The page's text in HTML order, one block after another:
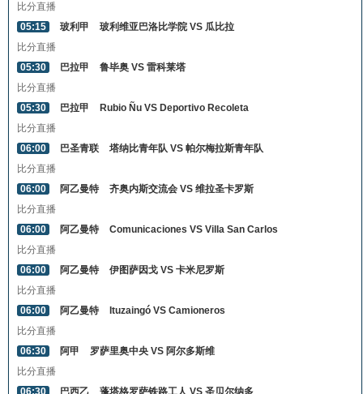
比分直播
05:15
玻利甲
玻利维亚巴洛比学院 VS 瓜比拉
比分直播
05:30
巴拉甲
鲁毕奥 VS 雷科莱塔
比分直播
05:30
巴拉甲
Rubio Ñu VS Deportivo Recoleta
比分直播
06:00
巴圣青联
塔纳比青年队 VS 帕尔梅拉斯青年队
比分直播
06:00
阿乙曼特
齐奥内斯交流会 VS 维拉圣卡罗斯
比分直播
06:00
阿乙曼特
Comunicaciones VS Villa San Carlos
比分直播
06:00
阿乙曼特
伊图萨因戈 VS 卡米尼罗斯
比分直播
06:00
阿乙曼特
Ituzaingó VS Camioneros
比分直播
06:30
阿甲
罗萨里奥中央 VS 阿尔多斯维
比分直播
06:30
巴西乙
蓬塔格罗萨铁路工人 VS 圣贝尔纳多